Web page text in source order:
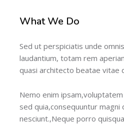
What We Do
Sed ut perspiciatis unde
laudantium, totam rem
quasi architecto beatae vitae
Nemo enim
sed quia,consequuntur
nesciunt.,Neque porro